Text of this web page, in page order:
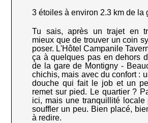
3 étoiles à environ 2.3 km de la
Tu sais, après un trajet en
mieux que de trouver un coin
poser. L'Hôtel Campanile
ça à quelques pas en dehors
de la gare de Montigny -
chichis, mais avec du confort :
douche qui fait le job et un
remet sur pied. Le quartier ?
ici, mais une tranquillité locale
souffler un peu. Bien placé,
à redire.